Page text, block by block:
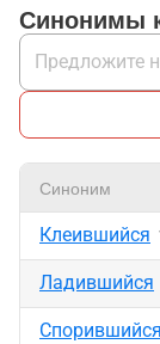
Синонимы
Синоним
Клеившийся
Ладившийся
Спорившийся